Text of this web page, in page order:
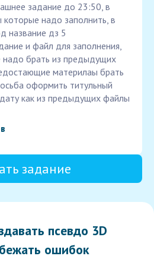
задание до 23:50, в
надо заполнить, в
название дз 5
и файл для заполнения,
брать из предыдущих
материлаы брать
оформить титульный
как из предыдущих файлы
задание
псевдо 3D
ошибок